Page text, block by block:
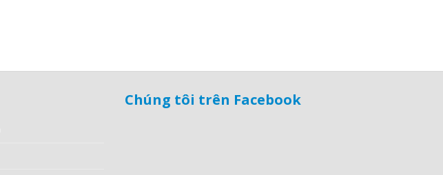
Chúng tôi trên Facebook